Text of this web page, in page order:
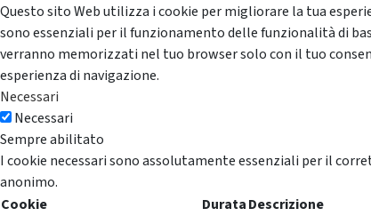
Questo sito Web utilizza i cookie per migliorare la tua
sono essenziali per il funzionamento delle funzionalità di
verranno memorizzati nel tuo browser solo con il tuo
esperienza di navigazione.
Necessari
Necessari
Sempre abilitato
I cookie necessari sono assolutamente essenziali per il
anonimo.
Cookie
DurataDescrizione